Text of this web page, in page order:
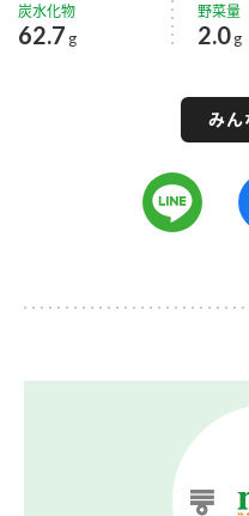
炭水化物
62.7 g
野菜量
2.0g